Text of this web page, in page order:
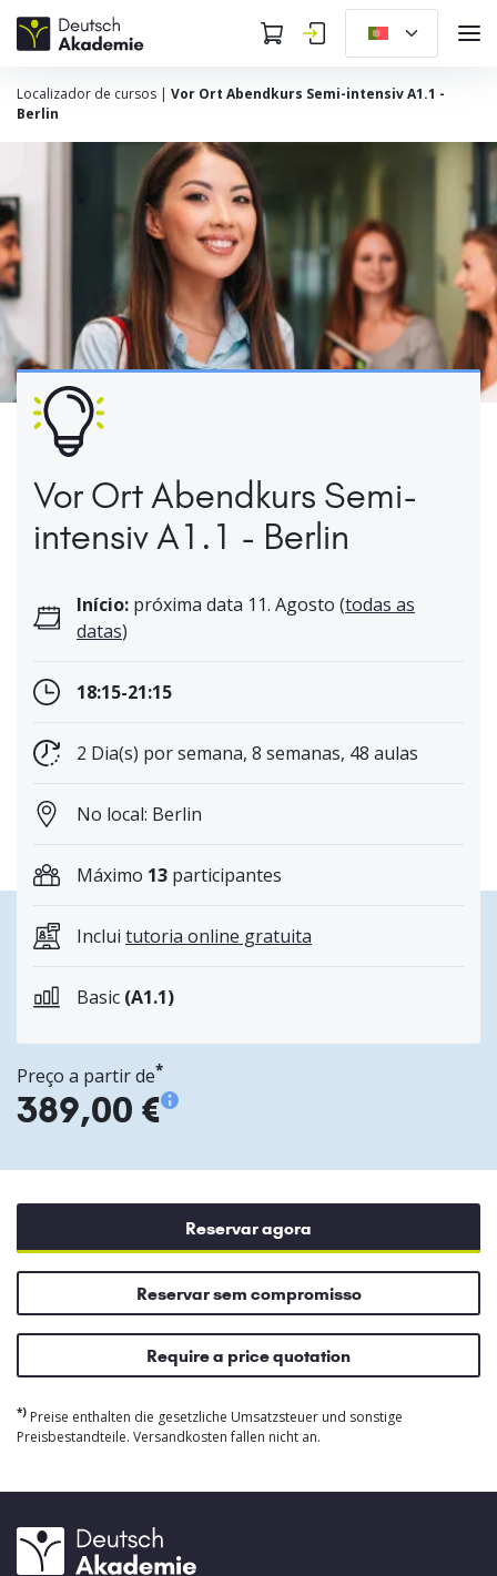
Localizador de cursos | Vor Ort Abendkurs Semi-intensiv A1.1 -
Berlin
Vor Ort Abendkurs Semi-
intensiv A1.1 - Berlin
Início: próxima data 11. Agosto (todas as
datas)
18:15-21:15
2 Dia(s) por semana, 8 semanas, 48 aulas
No local: Berlin
Máximo 13 participantes
Inclui tutoria online gratuita
Basic (A1.1)
Preço a partir de*
389,00 €
Reservar agora
Reservar sem compromisso
Require a price quotation
*) Preise enthalten die gesetzliche Umsatzsteuer und sonstige
Preisbestandteile. Versandkosten fallen nicht an.